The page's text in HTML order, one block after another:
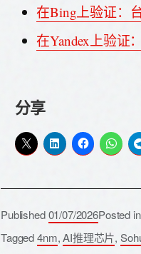
在Bing上验证：
在Yandex上验证
分享
Published01/07/2026Posted in
Tagged4nm,AI推理芯片,